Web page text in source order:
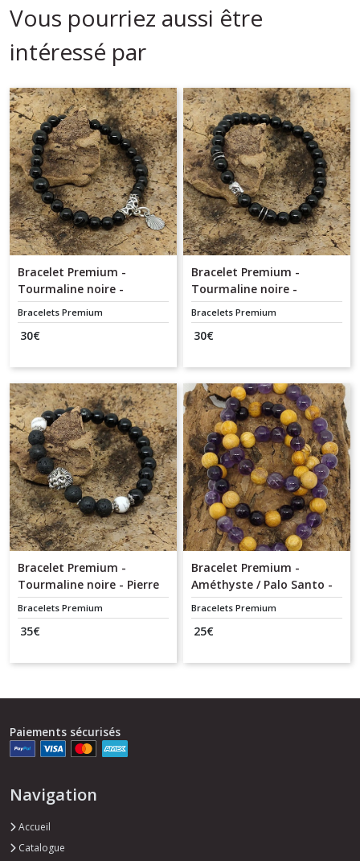
Vous pourriez aussi être
intéressé par
Bracelet Premium -
Tourmaline noire -
Coquille St Jacques - 6 / 8
mm
Bracelets Premium
30€
Bracelet Premium -
Tourmaline noire -
Bouddha - 6 mm
Bracelets Premium
30€
Bracelet Premium -
Tourmaline noire - Pierre
de lave - Howlite - Lion - 8
mm
Bracelets Premium
35€
Bracelet Premium -
Améthyste / Palo Santo -
8 mm
Bracelets Premium
25€
Paiements sécurisés
Navigation
Accueil
Catalogue